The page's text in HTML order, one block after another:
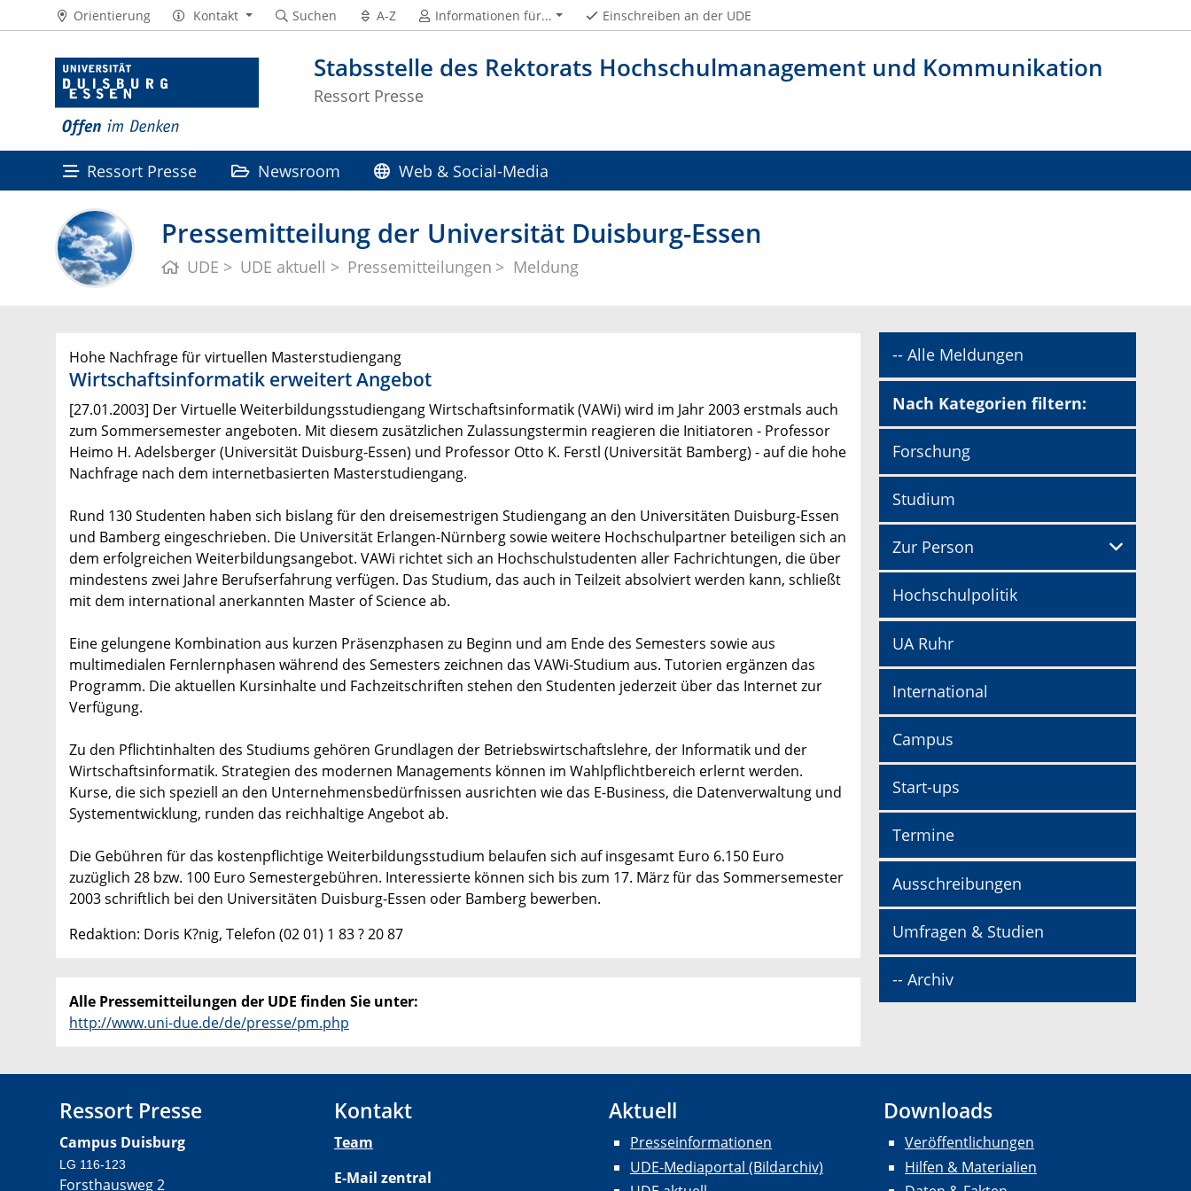
Stabsstelle des Rektorats Hochschulmanagement und Kommunikation
Ressort Presse
Orientierung Kontakt Suchen A-Z Informationen für... Einschreiben an der UDE
Ressort Presse Newsroom Web & Social-Media
Pressemitteilung der Universität Duisburg-Essen
UDE UDE aktuell Pressemitteilungen Meldung
Hohe Nachfrage für virtuellen Masterstudiengang
Wirtschaftsinformatik erweitert Angebot
[27.01.2003] Der Virtuelle Weiterbildungsstudiengang Wirtschaftsinformatik (VAWi) wird im Jahr 2003 erstmals auch
zum Sommersemester angeboten. Mit diesem zusätzlichen Zulassungstermin reagieren die Initiatoren - Professor
Heimo H. Adelsberger (Universität Duisburg-Essen) und Professor Otto K. Ferstl (Universität Bamberg) - auf die hohe
Nachfrage nach dem internetbasierten Masterstudiengang.
Rund 130 Studenten haben sich bislang für den dreisemestrigen Studiengang an den Universitäten Duisburg-Essen
und Bamberg eingeschrieben. Die Universität Erlangen-Nürnberg sowie weitere Hochschulpartner beteiligen sich an
dem erfolgreichen Weiterbildungsangebot. VAWi richtet sich an Hochschulstudenten aller Fachrichtungen, die über
mindestens zwei Jahre Berufserfahrung verfügen. Das Studium, das auch in Teilzeit absolviert werden kann, schließt
mit dem international anerkannten Master of Science ab.
Eine gelungene Kombination aus kurzen Präsenzphasen zu Beginn und am Ende des Semesters sowie aus
multimedialen Fernlernphasen während des Semesters zeichnen das VAWi-Studium aus. Tutorien ergänzen das
Programm. Die aktuellen Kursinhalte und Fachzeitschriften stehen den Studenten jederzeit über das Internet zur
Verfügung.
Zu den Pflichtinhalten des Studiums gehören Grundlagen der Betriebswirtschaftslehre, der Informatik und der
Wirtschaftsinformatik. Strategien des modernen Managements können im Wahlpflichtbereich erlernt werden.
Kurse, die sich speziell an den Unternehmensbedürfnissen ausrichten wie das E-Business, die Datenverwaltung und
Systementwicklung, runden das reichhaltige Angebot ab.
Die Gebühren für das kostenpflichtige Weiterbildungsstudium belaufen sich auf insgesamt Euro 6.150 Euro
zuzüglich 28 bzw. 100 Euro Semestergebühren. Interessierte können sich bis zum 17. März für das Sommersemester
2003 schriftlich bei den Universitäten Duisburg-Essen oder Bamberg bewerben.
Redaktion: Doris K?nig, Telefon (02 01) 1 83 ? 20 87
Alle Pressemitteilungen der UDE finden Sie unter:
http://www.uni-due.de/de/presse/pm.php
-- Alle Meldungen
Nach Kategorien filtern:
Forschung
Studium
Zur Person
Hochschulpolitik
UA Ruhr
International
Campus
Start-ups
Termine
Ausschreibungen
Umfragen & Studien
-- Archiv
Ressort Presse
Campus Duisburg
LG 116-123
Forsthausweg 2
Kontakt
Team
E-Mail zentral
Aktuell
Presseinformationen
UDE-Mediaportal (Bildarchiv)
Downloads
Veröffentlichungen
Hilfen & Materialien